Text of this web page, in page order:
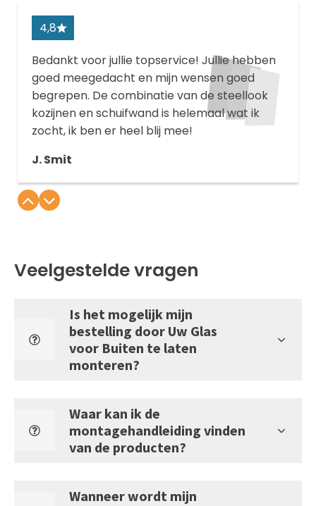
4,8
Bedankt voor jullie topservice! Jullie hebben
goed meegedacht en mijn wensen goed
begrepen. De combinatie van de steellook
kozijnen en schuifwand is helemaal wat ik
zocht, ik ben er heel blij mee!
J. Smit
Veelgestelde vragen
Is het mogelijk mijn
bestelling door Uw Glas
voor Buiten te laten
monteren?
Waar kan ik de
montagehandleiding vinden
van de producten?
Wanneer wordt mijn